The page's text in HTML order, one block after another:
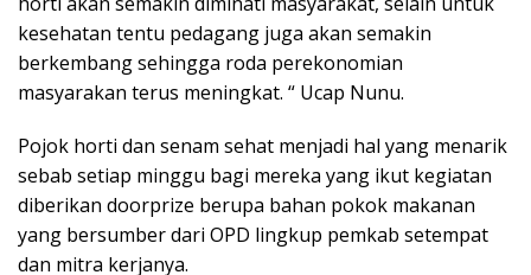
kesehatan tentu pedagang juga akan semakin
berkembang sehingga roda perekonomian
masyarakan terus meningkat. “ Ucap Nunu.
Pojok horti dan senam sehat menjadi hal yang menarik
sebab setiap minggu bagi mereka yang ikut kegiatan
diberikan doorprize berupa bahan pokok makanan
yang bersumber dari OPD lingkup pemkab setempat
dan mitra kerjanya.